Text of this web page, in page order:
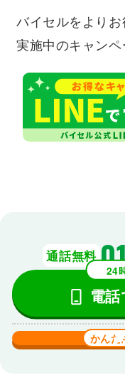
バイセルをよりお
実施中のキャン
通話無料
24
電
かんた